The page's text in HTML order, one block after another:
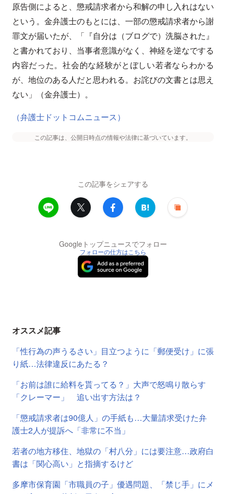
原告側によると、懲戒請求者から和解の申し入れはない
という。金弁護士のもとには、一部の懲戒請求者から謝
罪文が届いたが、「『自分は（ブログで）洗脳された』
と書かれており、当事者意識がなく、神経を逆なでする
内容だった。社会的な経験がとぼしい若者ならわかる
が、地位のある人だと思われる。お詫びの文書とは思え
ない」（金弁護士）。
（弁護士ドットコムニュース）
この記事は、公開日時点の情報や法律に基づいています。
この記事をシェアする
Googleトップニュースでフォロー
フォローの仕方はこちら
オススメ記事
「性行為の声うるさい」目立つように「郵便受け」に張
り紙…法律違反にあたる？
「お前は誰に給料を貰ってる？」大声で怒鳴り散らす
「クレーマー」 追い出す方法は？
「懲戒請求者は90億人」の手紙も…大量請求受けた弁
護士2人が提訴へ「非常に不当」
若者の地方移住、地獄の「村八分」には要注意…政府白
書は「関心高い」と指摘するけど
多摩市保育園「市職員の子」優遇問題、「禁じ手」にメ